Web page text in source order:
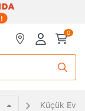
0
Küçük Ev